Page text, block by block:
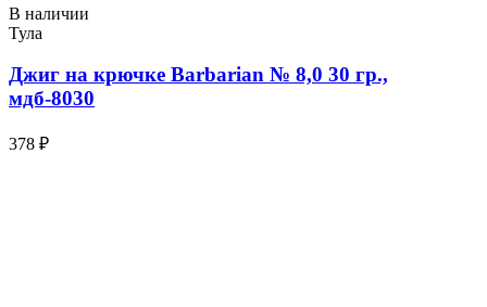
В наличии
Тула
Джиг на крючке Barbarian № 8,0 30 гр.,
мдб-8030
378 ₽